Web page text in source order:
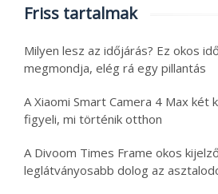
Friss tartalmak
Milyen lesz az időjárás? Ez okos
megmondja, elég rá egy pillantás
A Xiaomi Smart Camera 4 Max két
figyeli, mi történik otthon
A Divoom Times Frame okos
leglátványosabb dolog az